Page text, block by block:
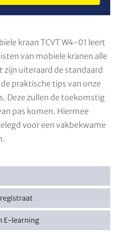
kraan TCVT W4-01 leert
van mobiele kranen alle
zijn uiteraard de standaard
praktische tips van onze
Deze zullen de toekomstig
pas komen. Hiermee
voor een vakbekwame
E-learning